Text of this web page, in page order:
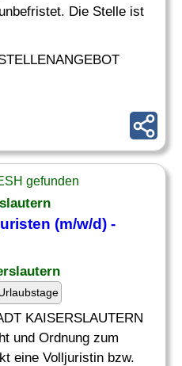
Die Stelle ist
gefunden
(m/w/d) -
KAISERSLAUTERN
und Ordnung zum
eine Volljuristin bzw.